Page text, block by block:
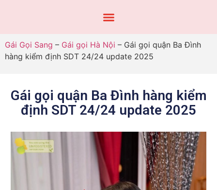
Gái Gọi Sang – Gái gọi Hà Nội – Gái gọi quận Ba Đình
hàng kiểm định SDT 24/24 update 2025
Gái gọi quận Ba Đình hàng kiểm
định SDT 24/24 update 2025